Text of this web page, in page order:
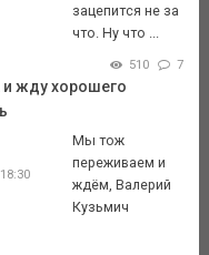
зацепится не за
что. Ну что ...
510 7
жду хорошего
Мы тож
переживаем и
ждём, Валерий
Кузьмич